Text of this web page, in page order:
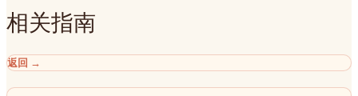
相关指南
返回 →